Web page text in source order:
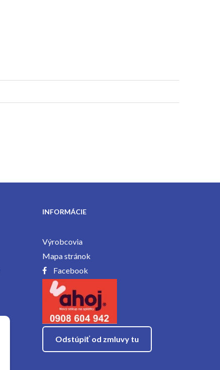
INFORMÁCIE
Výrobcovia
Mapa stránok
Facebook
Odstúpiť od zmluvy tu